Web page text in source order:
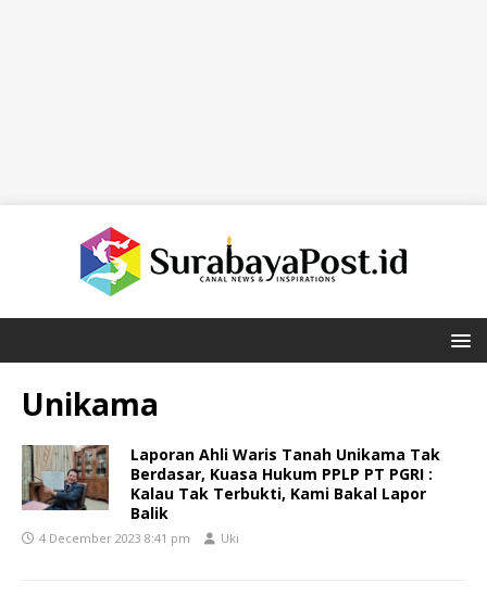
Unikama
Laporan Ahli Waris Tanah Unikama Tak
Berdasar, Kuasa Hukum PPLP PT PGRI :
Kalau Tak Terbukti, Kami Bakal Lapor
Balik
4 December 2023 8:41 pm Uki